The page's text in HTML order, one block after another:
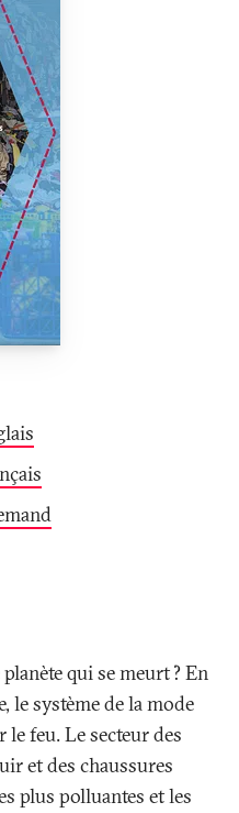
qui se meurt? En
le système de la mode
le feu. Le secteur des
et des chaussures
plus polluantes et les